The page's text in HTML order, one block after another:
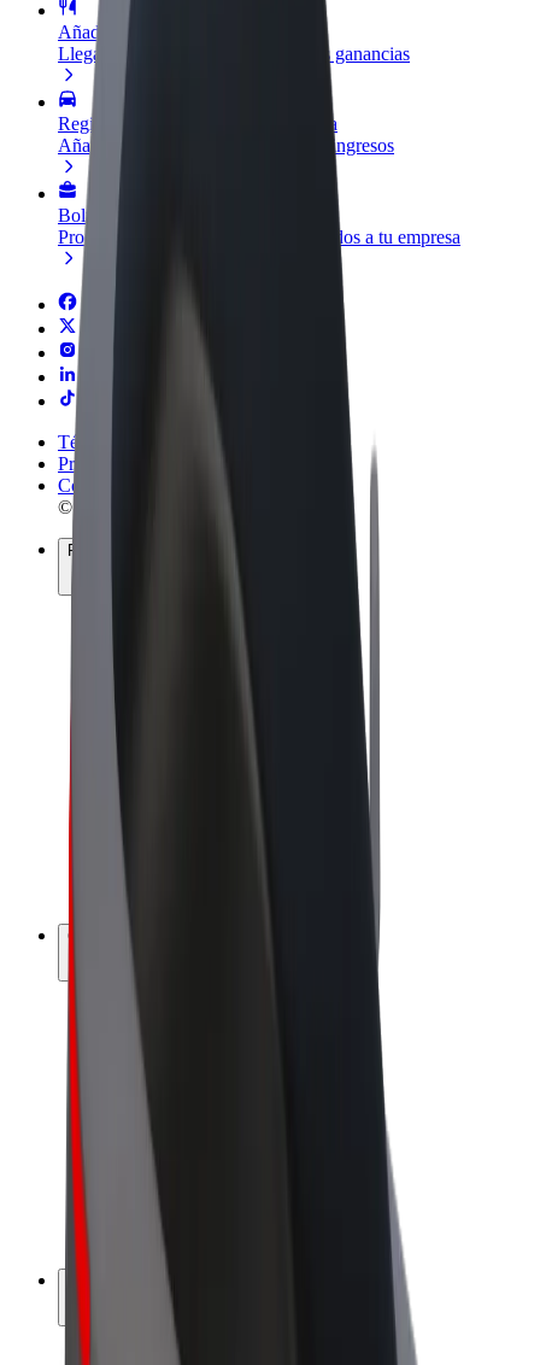
Añadir un restaurante o tienda
Llega a más clientes y maximiza tus ganancias
Registrarse como propietario de flota
Añade tu flota a Bolt y potencia tus ingresos
Bolt para empresas
Productos y servicios de Bolt adaptados a tu empresa
Términos y Condiciones
Privacidad
Cookies
© 2026 Bolt Technology OÜ
Productos
Bolt Food
Bolt Drive
Bolt para empresas
Bolt Plus
Colabora con Bolt
Franquicias
Empresa
Trabaja con nosotros